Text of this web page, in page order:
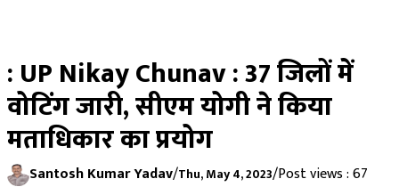
: UP Nikay Chunav : 37 जिलों में
वोटिंग जारी, सीएम योगी ने किया
मताधिकार का प्रयोग
Santosh Kumar Yadav/Thu, May 4, 2023/Post views : 67